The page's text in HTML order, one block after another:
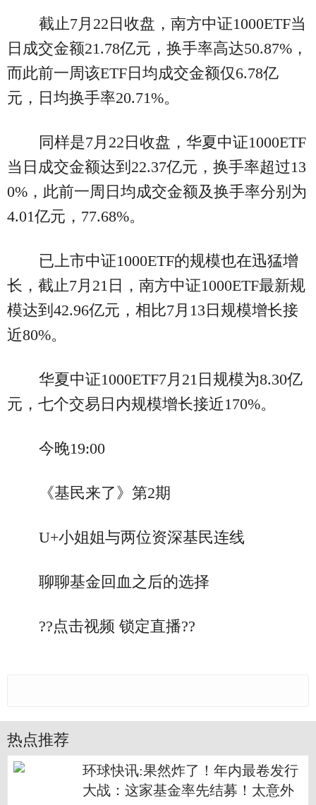
截止7月22日收盘，南方中证1000ETF当
日成交金额21.78亿元，换手率高达50.87%，
而此前一周该ETF日均成交金额仅6.78亿
元，日均换手率20.71%。
同样是7月22日收盘，华夏中证1000ETF
当日成交金额达到22.37亿元，换手率超过13
0%，此前一周日均成交金额及换手率分别为
4.01亿元，77.68%。
已上市中证1000ETF的规模也在迅猛增
长，截止7月21日，南方中证1000ETF最新规
模达到42.96亿元，相比7月13日规模增长接
近80%。
华夏中证1000ETF7月21日规模为8.30亿
元，七个交易日内规模增长接近170%。
今晚19:00
《基民来了》第2期
U+小姐姐与两位资深基民连线
聊聊基金回血之后的选择
??点击视频 锁定直播??
热点推荐
环球快讯:果然炸了！年内最卷发行
大战：这家基金率先结募！太意外